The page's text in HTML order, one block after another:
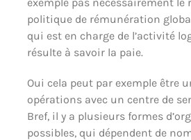
politique de rémunération
qui est en charge de l’activité
résulte à savoir la paie.
Oui cela peut par exemple être
opérations avec un centre de
Bref, il y a plusieurs formes
possibles, qui dépendent de